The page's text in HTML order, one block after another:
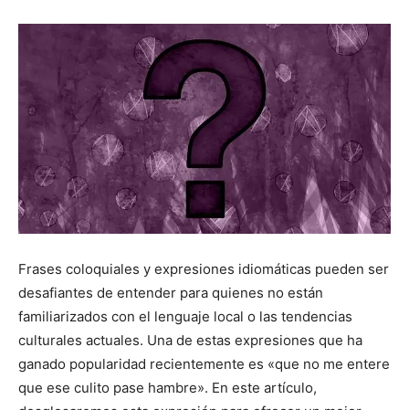
Frases coloquiales y expresiones idiomáticas pueden ser
desafiantes de entender para quienes no están
familiarizados con el lenguaje local o las tendencias
culturales actuales. Una de estas expresiones que ha
ganado popularidad recientemente es «que no me entere
que ese culito pase hambre». En este artículo,